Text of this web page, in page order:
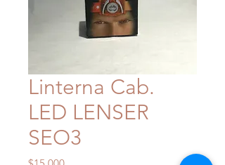
Linterna Cab.
LED LENSER
SEO3